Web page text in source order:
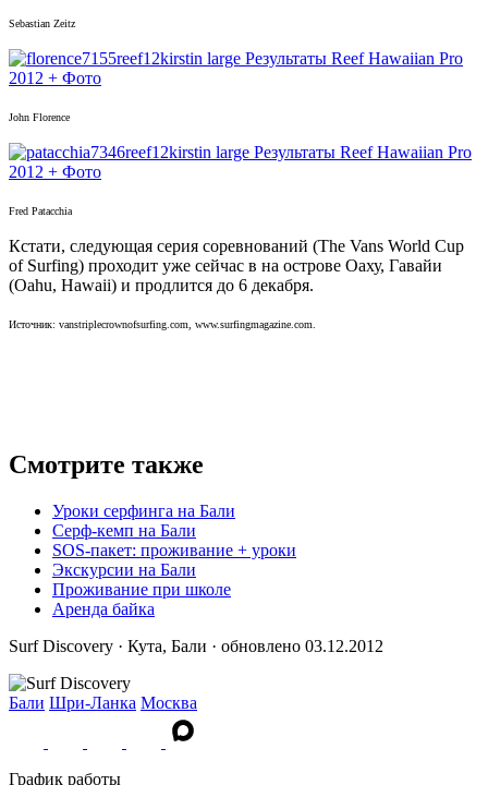
Sebastian Zeitz
John Florence
Fred Patacchia
Кстати, следующая серия соревнований (The Vans World Cup
of Surfing) проходит уже сейчас в на острове Оаху, Гавайи
(Oahu, Hawaii) и продлится до 6 декабря.
Источник: vanstriplecrownofsurfing.com, www.surfingmagazine.com.
Смотрите также
Уроки серфинга на Бали
Серф-кемп на Бали
SOS-пакет: проживание + уроки
Экскурсии на Бали
Проживание при школе
Аренда байка
Surf Discovery · Кута, Бали · обновлено 03.12.2012
Бали Шри-Ланка Москва
График работы